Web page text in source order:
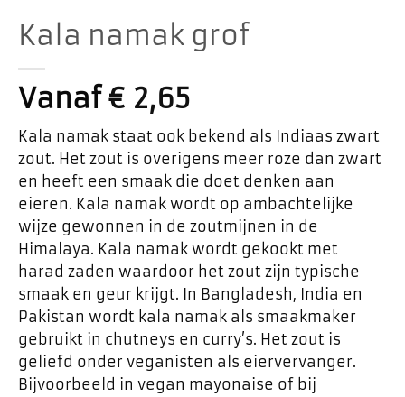
Kala namak grof
Vanaf€2,65
Kala namak staat ook bekend als Indiaas zwart
zout. Het zout is overigens meer roze dan zwart
en heeft een smaak die doet denken aan
eieren. Kala namak wordt op ambachtelijke
wijze gewonnen in de zoutmijnen in de
Himalaya. Kala namak wordt gekookt met
harad zaden waardoor het zout zijn typische
smaak en geur krijgt. In Bangladesh, India en
Pakistan wordt kala namak als smaakmaker
gebruikt in chutneys en curry’s. Het zout is
geliefd onder veganisten als eiervervanger.
Bijvoorbeeld in vegan mayonaise of bij